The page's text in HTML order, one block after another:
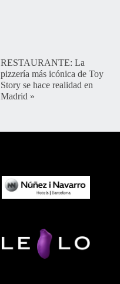
RESTAURANTE: La
pizzería más icónica de Toy
Story se hace realidad en
Madrid »